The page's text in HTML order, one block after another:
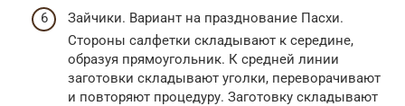
Зайчики. Вариант на празднование Пасхи.
Стороны салфетки складывают к середине,
образуя прямоугольник. К средней линии
заготовки складывают уголки, переворачивают
и повторяют процедуру. Заготовку складывают